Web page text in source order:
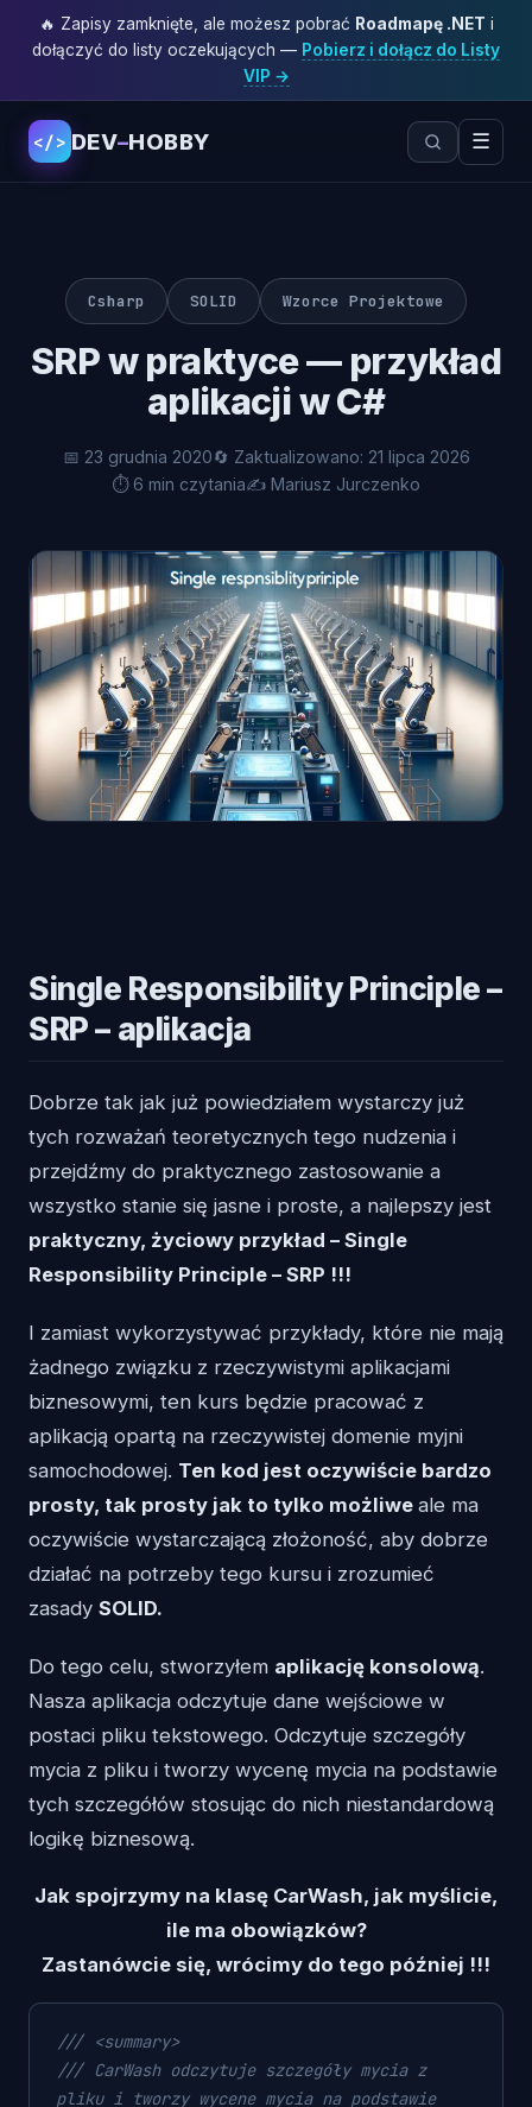
🔥 Zapisy zamknięte, ale możesz pobrać Roadmapę .NET i
dołączyć do listy oczekujących — Pobierz i dołącz do Listy
VIP →
</> DEV–HOBBY ☰
Csharp SOLID Wzorce Projektowe
SRP w praktyce — przykład
aplikacji w C#
📅 23 grudnia 2020🔄 Zaktualizowano: 21 lipca 2026
⏱ 6 min czytania✍️ Mariusz Jurczenko
Single Responsibility Principle –
SRP – aplikacja
Dobrze tak jak już powiedziałem wystarczy już
tych rozważań teoretycznych tego nudzenia i
przejdźmy do praktycznego zastosowanie a
wszystko stanie się jasne i proste, a najlepszy jest
praktyczny, życiowy przykład – Single
Responsibility Principle – SRP !!!
I zamiast wykorzystywać przykłady, które nie mają
żadnego związku z rzeczywistymi aplikacjami
biznesowymi, ten kurs będzie pracować z
aplikacją opartą na rzeczywistej domenie myjni
samochodowej. Ten kod jest oczywiście bardzo
prosty, tak prosty jak to tylko możliwe ale ma
oczywiście wystarczającą złożoność, aby dobrze
działać na potrzeby tego kursu i zrozumieć
zasady SOLID.
Do tego celu, stworzyłem aplikację konsolową.
Nasza aplikacja odczytuje dane wejściowe w
postaci pliku tekstowego. Odczytuje szczegóły
mycia z pliku i tworzy wycenę mycia na podstawie
tych szczegółów stosując do nich niestandardową
logikę biznesową.
Jak spojrzymy na klasę CarWash, jak myślicie,
ile ma obowiązków?
Zastanówcie się, wrócimy do tego później !!!
/// <summary>
/// CarWash odczytuje szczegóły mycia z
pliku i tworzy wycene mycia na podstawie